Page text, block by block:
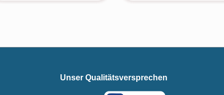
Unser Qualitätsversprechen